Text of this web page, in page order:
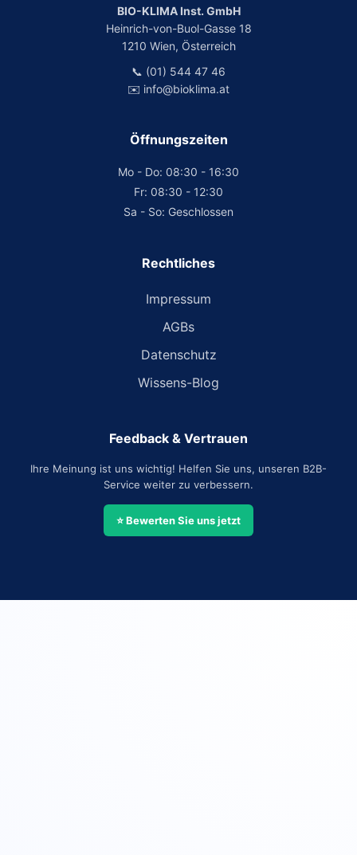
BIO-KLIMA Inst. GmbH
Heinrich-von-Buol-Gasse 18
1210 Wien, Österreich
📞 (01) 544 47 46
✉️ info@bioklima.at
Öffnungszeiten
Mo - Do: 08:30 - 16:30
Fr: 08:30 - 12:30
Sa - So: Geschlossen
Rechtliches
Impressum
AGBs
Datenschutz
Wissens-Blog
Feedback & Vertrauen
Ihre Meinung ist uns wichtig! Helfen Sie uns, unseren B2B-
Service weiter zu verbessern.
⭐ Bewerten Sie uns jetzt